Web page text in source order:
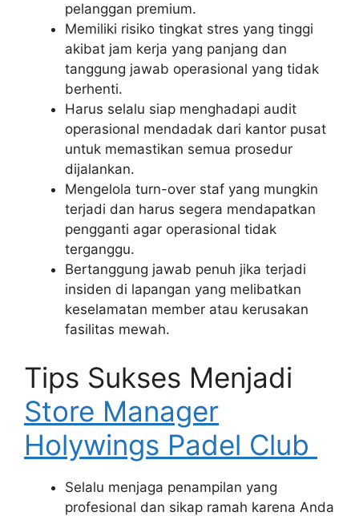
pelanggan premium.
Memiliki risiko tingkat stres yang tinggi
akibat jam kerja yang panjang dan
tanggung jawab operasional yang tidak
berhenti.
Harus selalu siap menghadapi audit
operasional mendadak dari kantor pusat
untuk memastikan semua prosedur
dijalankan.
Mengelola turn-over staf yang mungkin
terjadi dan harus segera mendapatkan
pengganti agar operasional tidak
terganggu.
Bertanggung jawab penuh jika terjadi
insiden di lapangan yang melibatkan
keselamatan member atau kerusakan
fasilitas mewah.
Tips Sukses Menjadi
Store Manager
Holywings Padel Club
Selalu menjaga penampilan yang
profesional dan sikap ramah karena Anda